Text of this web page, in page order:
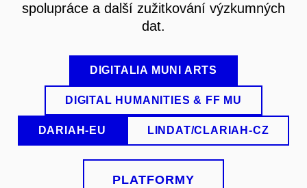
spolupráce a další zužitkování výzkumných
dat.
DIGITALIA MUNI ARTS
DIGITAL HUMANITIES & FF MU
DARIAH-EU LINDAT/CLARIAH-CZ
PLATFORMY